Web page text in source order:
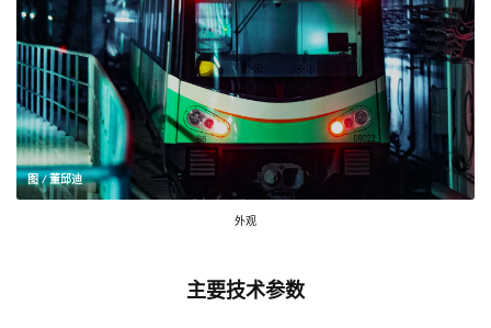
图 / 董邱迪
外观
主要技术参数